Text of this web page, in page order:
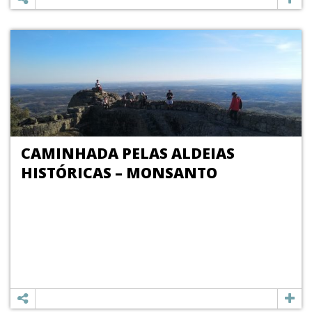
CAMINHADA PELAS ALDEIAS
HISTÓRICAS – MONSANTO